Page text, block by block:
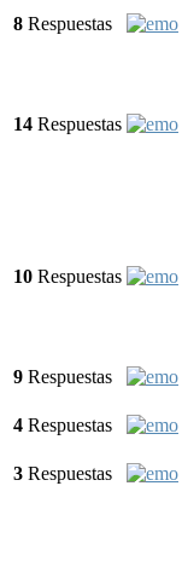
8 Respuestas
14 Respuestas
10 Respuestas
9 Respuestas
4 Respuestas
3 Respuestas